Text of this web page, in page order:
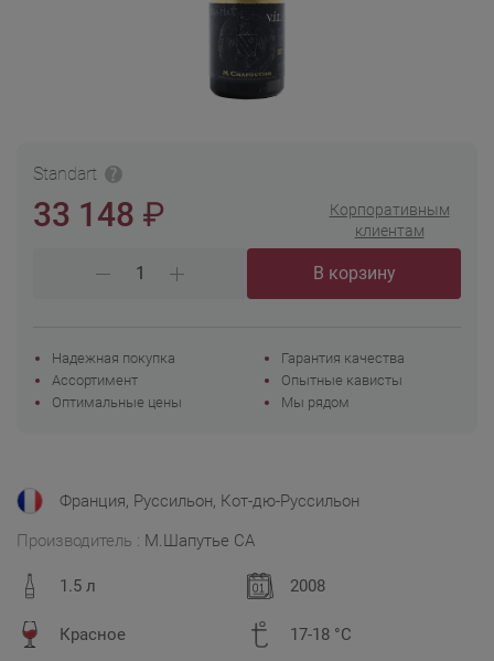
Франция, Руссильон, Кот-дю-Руссильон
Производитель : М.Шапутье СА
1.5 л 2008
Красное 17-18 °C
Standart
33 148 ₽
Корпоративным
клиентам
В корзину
Надежная покупка
Гарантия качества
Ассортимент
Опытные кависты
Оптимальные цены
Мы рядом